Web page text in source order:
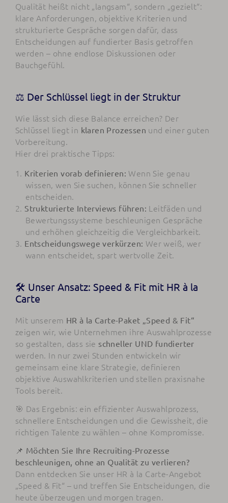
Qualität heißt nicht „langsam“, sondern „gezielt“:
klare Anforderungen, objektive Kriterien und
strukturierte Gespräche sorgen dafür, dass
Entscheidungen auf fundierter Basis getroffen
werden – ohne endlose Diskussionen oder
Bauchgefühl.
⚖️ Der Schlüssel liegt in der Struktur
Wie lässt sich diese Balance erreichen? Der
Schlüssel liegt in klaren Prozessen und einer guten
Vorbereitung.
Hier drei praktische Tipps:
Kriterien vorab definieren: Wenn Sie genau
wissen, wen Sie suchen, können Sie schneller
entscheiden.
Strukturierte Interviews führen: Leitfäden und
Bewertungssysteme beschleunigen Gespräche
und erhöhen gleichzeitig die Vergleichbarkeit.
Entscheidungswege verkürzen: Wer weiß, wer
wann entscheidet, spart wertvolle Zeit.
🛠️ Unser Ansatz: Speed & Fit mit HR à la
Carte
Mit unserem HR à la Carte-Paket „Speed & Fit“
zeigen wir, wie Unternehmen ihre Auswahlprozesse
so gestalten, dass sie schneller UND fundierter
werden. In nur zwei Stunden entwickeln wir
gemeinsam eine klare Strategie, definieren
objektive Auswahlkriterien und stellen praxisnahe
Tools bereit.
🎯 Das Ergebnis: ein effizienter Auswahlprozess,
schnellere Entscheidungen und die Gewissheit, die
richtigen Talente zu wählen – ohne Kompromisse.
📌 Möchten Sie Ihre Recruiting-Prozesse
beschleunigen, ohne an Qualität zu verlieren?
Dann entdecken Sie unser HR à la Carte-Angebot
„Speed & Fit“ – und treffen Sie Entscheidungen, die
heute überzeugen und morgen tragen.